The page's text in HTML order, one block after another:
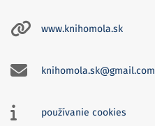
www.knihomola.sk
knihomola.sk@gmail.com
používanie cookies